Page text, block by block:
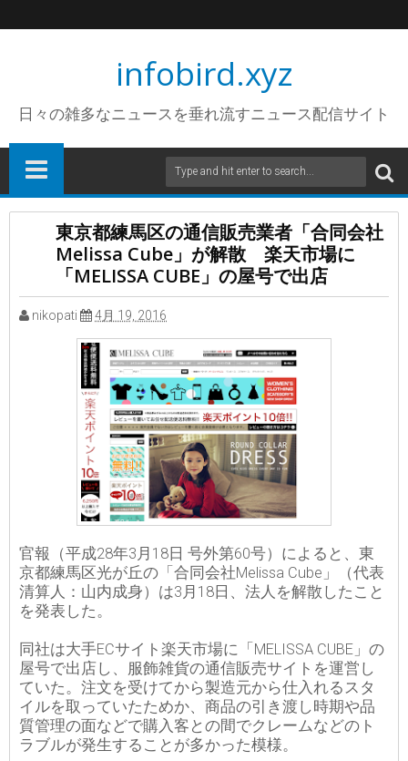
infobird.xyz
日々の雑多なニュースを垂れ流すニュース配信サイト
東京都練馬区の通信販売業者「合同会社
Melissa Cube」が解散 楽天市場に
「MELISSA CUBE」の屋号で出店
nikopati 4月 19, 2016
官報（平成28年3月18日 号外第60号）によると、東
京都練馬区光が丘の「合同会社Melissa Cube」（代表
清算人：山内成身）は3月18日、法人を解散したこと
を発表した。
同社は大手ECサイト楽天市場に「MELISSA CUBE」の
屋号で出店し、服飾雑貨の通信販売サイトを運営し
ていた。注文を受けてから製造元から仕入れるスタ
イルを取っていたためか、商品の引き渡し時期や品
質管理の面などで購入客との間でクレームなどのト
ラブルが発生することが多かった模様。